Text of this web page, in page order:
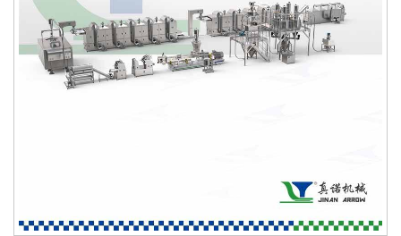
Alle productielijnen zijn uitgerust met PLC-systemen,
touchscreeninterfaces en geautomatiseerde temperatuur-
en snelheidsregeling. Dit verbetert de operationele
4. Voedselveiligheid en hygiënische constructie
De fabricage van roestvrij staal, modulaire toegang voor